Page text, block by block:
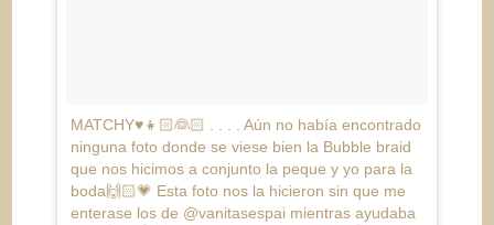
MATCHY♥️👧🏻👰🏻 . . . . Aún no había encontrado
ninguna foto donde se viese bien la Bubble braid
que nos hicimos a conjunto la peque y yo para la
boda🙌🏻💗 Esta foto nos la hicieron sin que me
enterase los de @vanitasespai mientras ayudaba